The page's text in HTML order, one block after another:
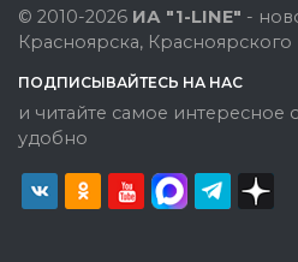
© 2010-2026 ИА "1-LINE" -
Красноярска,
ПОДПИСЫВАЙТЕСЬ НА НАС
и читайте самое интересное
удобно